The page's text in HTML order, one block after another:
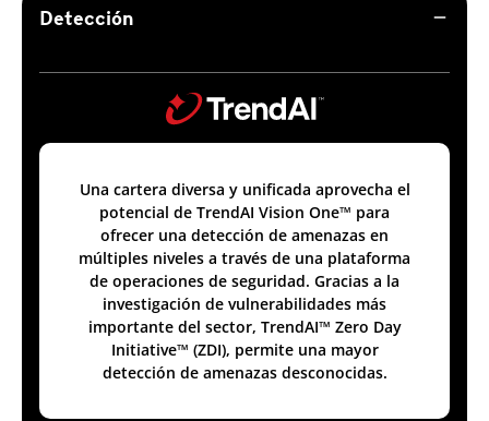
Detección remove
Una cartera diversa y unificada aprovecha el
potencial de TrendAI Vision One™ para
ofrecer una detección de amenazas en
múltiples niveles a través de una plataforma
de operaciones de seguridad. Gracias a la
investigación de vulnerabilidades más
importante del sector, TrendAI™ Zero Day
Initiative™ (ZDI), permite una mayor
detección de amenazas desconocidas.